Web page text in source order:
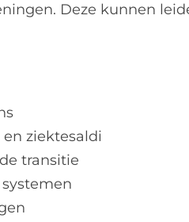
Deze kunnen
ziektesaldi
transitie